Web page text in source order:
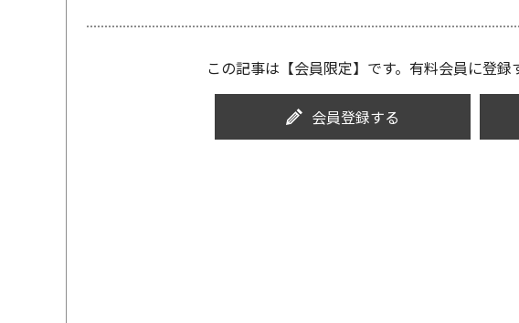
この記事は【会員限定】です。有料会員に登録
会員登録する